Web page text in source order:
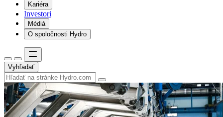
Kariéra
Investori
Médiá
O spoločnosti Hydro
Vyhľadať